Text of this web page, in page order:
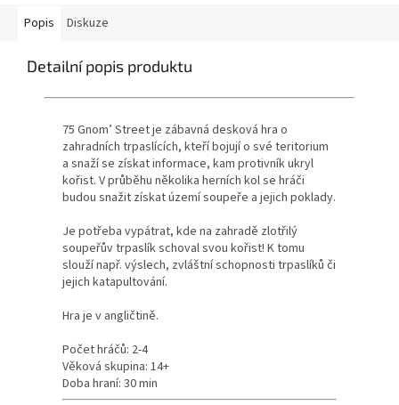
Popis Diskuze
Detailní popis produktu
75 Gnom’ Street je zábavná desková hra o
zahradních trpaslících, kteří bojují o své teritorium
a snaží se získat informace, kam protivník ukryl
kořist. V průběhu několika herních kol se hráči
budou snažit získat území soupeře a jejich poklady.
Je potřeba vypátrat, kde na zahradě zlotřilý
soupeřův trpaslík schoval svou kořist! K tomu
slouží např. výslech, zvláštní schopnosti trpaslíků či
jejich katapultování.
Hra je v angličtině.
Počet hráčů: 2-4
Věková skupina: 14+
Doba hraní: 30 min